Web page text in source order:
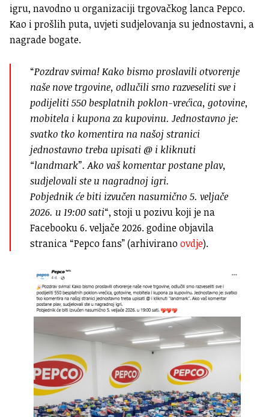
igru, navodno u organizaciji trgovačkog lanca Pepco.
Kao i prošlih puta, uvjeti sudjelovanja su jednostavni, a
nagrade bogate.
“Pozdrav svima! Kako bismo proslavili otvorenje
naše nove trgovine, odlučili smo razveseliti sve i
podijeliti 550 besplatnih poklon-vrećica, gotovine,
mobitela i kupona za kupovinu. Jednostavno je:
svatko tko komentira na našoj stranici
jednostavno treba upisati @ i kliknuti
“landmark”. Ako vaš komentar postane plav,
sudjelovali ste u nagradnoj igri.
Pobjednik će biti izvučen nasumično 5. veljače
2026. u 19:00 sati“, stoji u pozivu koji je na
Facebooku 6. veljače 2026. godine objavila
stranica “Pepco fans” (arhiviranoovdje).